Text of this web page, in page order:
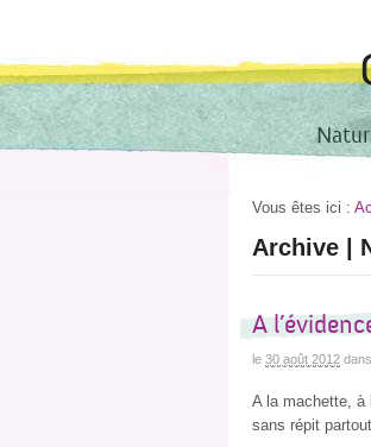
Vous êtes ici :
Archive |
A
le 30 août 2012 dans
A la machette, à
sans répit